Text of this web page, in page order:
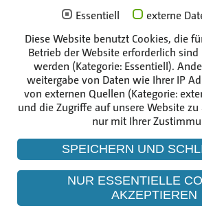
Corebauteile deKGR
Des Weiteren müssen
und in Stahl- und Betoncontainern
ggf. nachzerlegt und in
umverpackt werden:
ders SRB der Blöcke 1 und 2
der KK der Blöcke 1 und 2
der RS der Blöcke 1 und 2
der SB der Blöcke 1 und 2
aus der Entsorgung der Schachtläger
sowie sonstige Abfälle
Die Unternehmen der Gruppe
Essentiell
externe
Diese Website benutzt Cookies, die
Betrieb der Website erforderlich
werden (Kategorie: Essentiell).
weitergabe von Daten wie Ihrer IP
von externen Quellen (Kategorie:
und die Zugriffe auf unsere Website
nur mit Ihrer
SPEICHERN UND
NUR ESSENTIELLE
AKZEPTIEREN